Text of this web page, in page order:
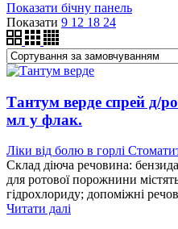
Показати бічну панель
Показати 9 12 18 24
Тантум верде спрей д/
мл у флак.
Ліки від болю в горлі
Склад діюча речовина:
для ротової порожнини
гідрохлориду; допоміжні
Читати далі